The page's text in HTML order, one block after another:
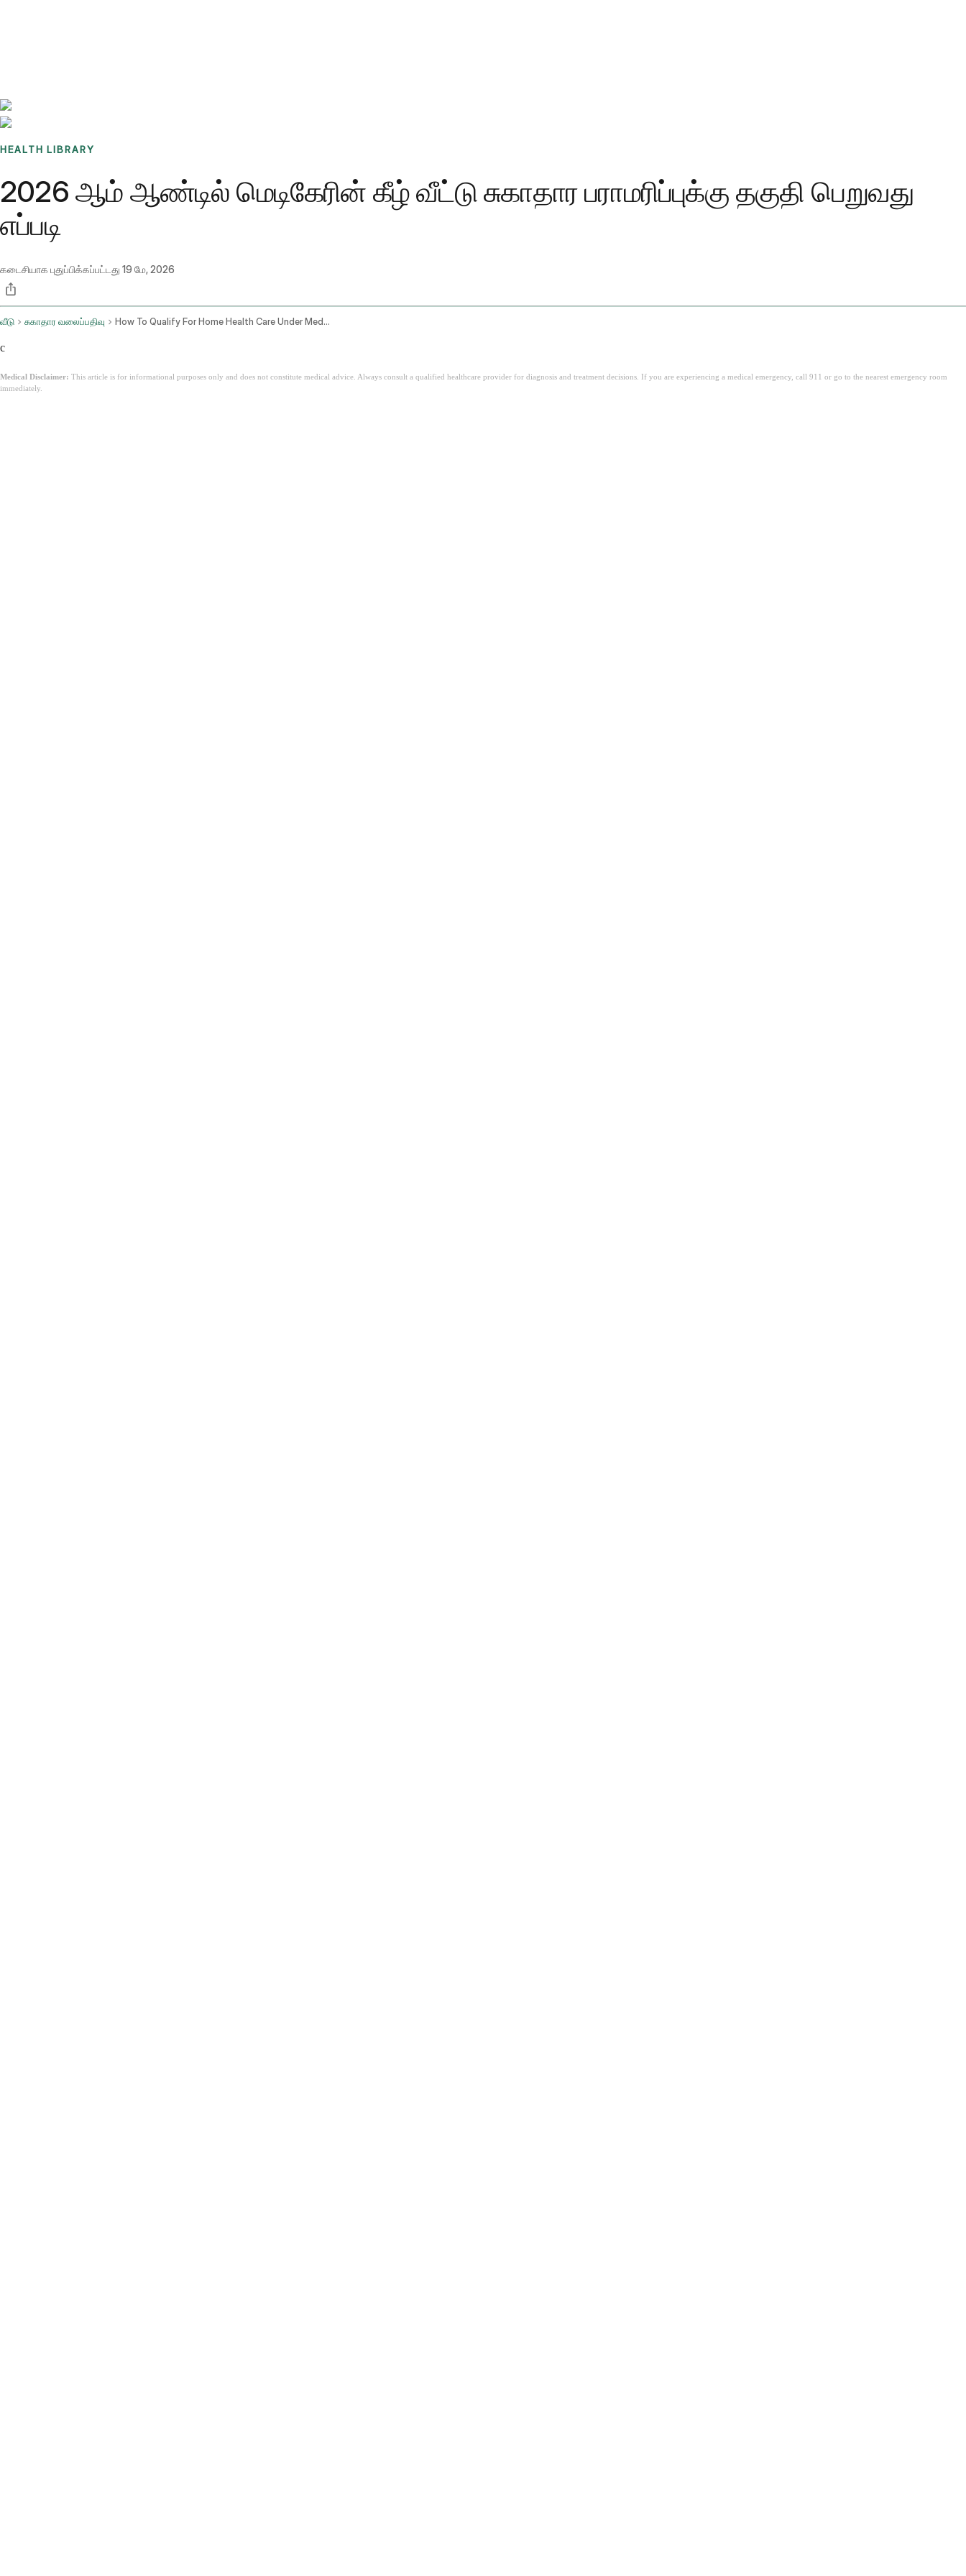
HEALTH LIBRARY
2026 ஆம் ஆண்டில் மெடிகேரின் கீழ் வீட்டு சுகாதார பராமரிப்புக்கு தகுதி பெறுவது
எப்படி
கடைசியாக புதுப்பிக்கப்பட்டது 19 மே, 2026
வீடு சுகாதார வலைப்பதிவு How To Qualify For Home Health Care Under Medicare
c
Medical Disclaimer: This article is for informational purposes only and does not constitute medical advice. Always consult a qualified healthcare provider for diagnosis and treatment decisions. If you are experiencing a medical emergency, call 911 or go to the nearest emergency room
immediately.